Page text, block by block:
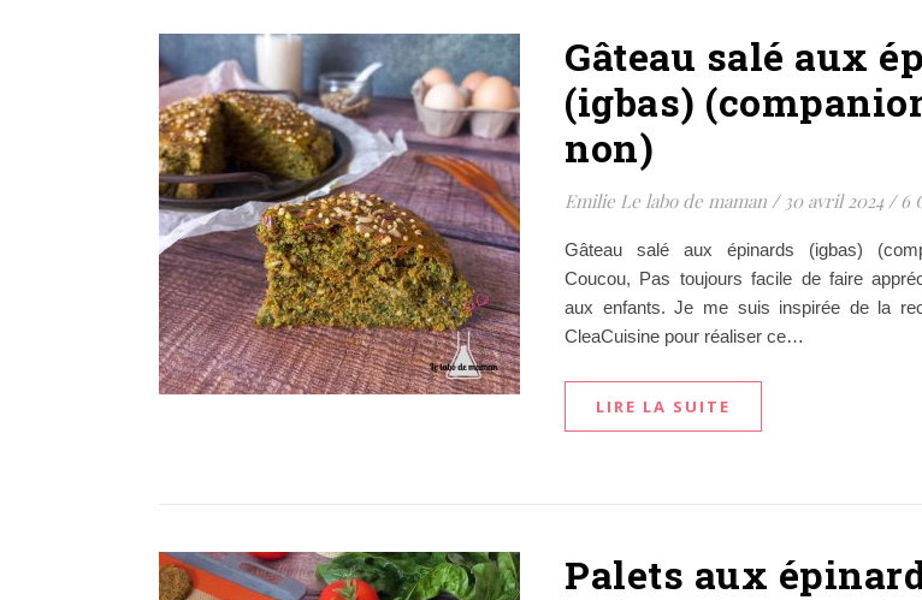
Gâteau salé aux
(igbas)
non)
Emilie Le labo de maman / 30 avril 2024 / 6
Gâteau salé aux épinards (igbas)
Coucou, Pas toujours facile de faire
aux enfants. Je me suis inspirée de la
CleaCuisine pour réaliser ce…
LIRE LA SUITE
Palets aux